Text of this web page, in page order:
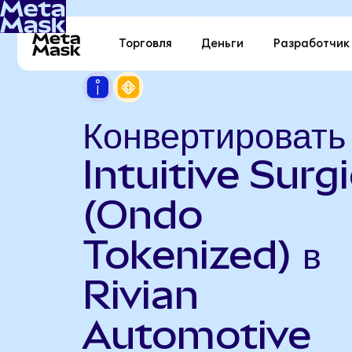
Торговля Деньги Разработчик
Конвертировать
Intuitive
(Ondo
Tokenized) в
Rivian
Automotive